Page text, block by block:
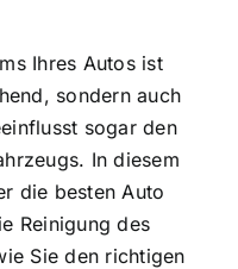
Ihres Autos ist
sondern auch
sogar den
In diesem
die besten Auto
Reinigung des
Sie den richtigen